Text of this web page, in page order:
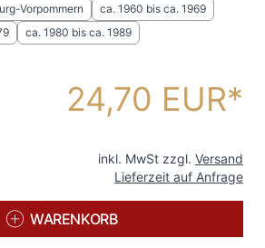
Vorpommern
ca. 1960 bis ca. 1969
ca. 1980 bis ca. 1989
24,70 EUR
inkl. MwSt zzgl. Versand
Lieferzeit auf Anfrage
WARENKORB